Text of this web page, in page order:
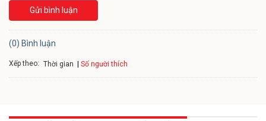
Gửi bình luận
(0) Bình luận
Xếp theo: Thời gian Số người thích